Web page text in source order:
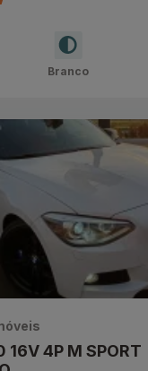
Branco
16V 4P M SPORT